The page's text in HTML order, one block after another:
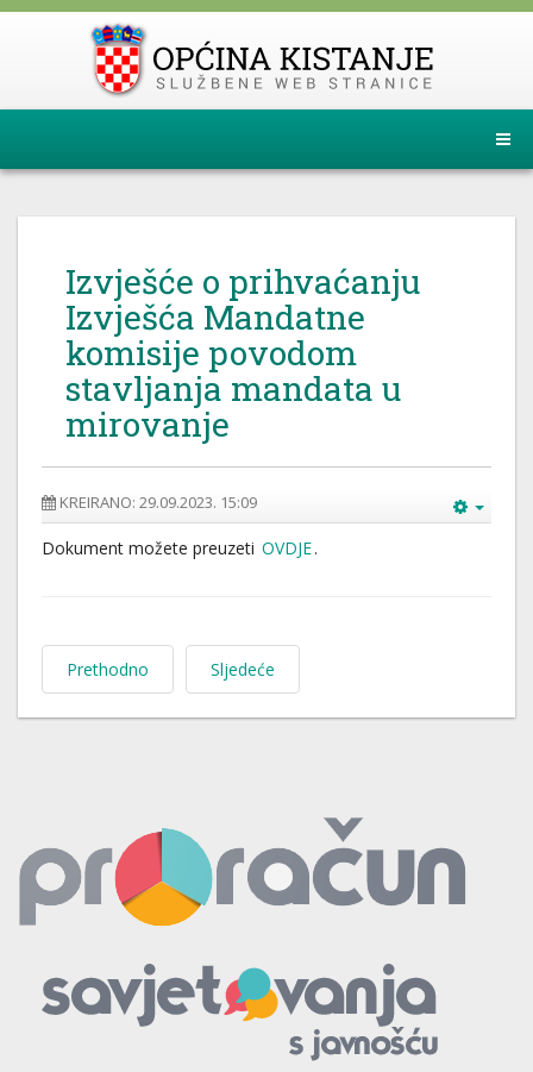
Izvješće o prihvaćanju
Izvješća Mandatne
komisije povodom
stavljanja mandata u
mirovanje
KREIRANO: 29.09.2023. 15:09
Dokument možete preuzeti OVDJE.
Prethodno Sljedeće